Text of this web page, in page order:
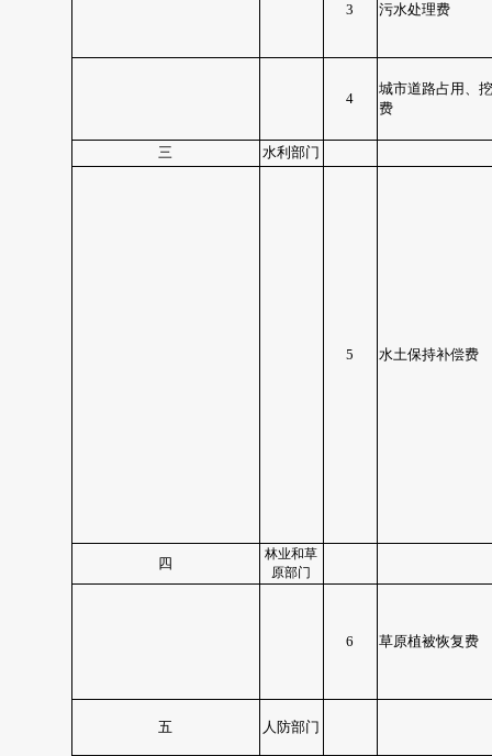
3 污水处理费
4
城市道路占用、
费
三 水利部门
5 水土保持补偿费
四
林业和草
原部门
6 草原植被恢复费
五 人防部门